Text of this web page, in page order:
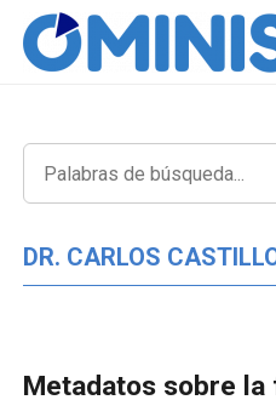
DR. CARLOS
Metadatos sobre la